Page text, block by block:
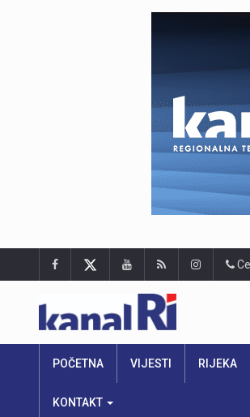
POČETNA VIJESTI RIJEKA
KONTAKT